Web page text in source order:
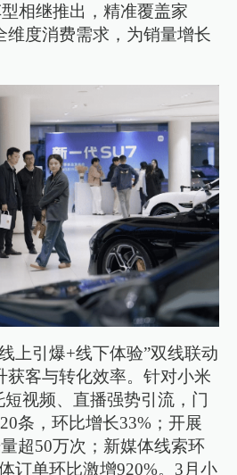
相继推出，精准覆盖家
维度消费需求，为销量增长
上引爆+线下体验”双线联动
获客与转化效率。针对小米
视频、直播强势引流，门
条，环比增长33%；开展
超50万次；新媒体线索环
订单环比激增920%。3月小